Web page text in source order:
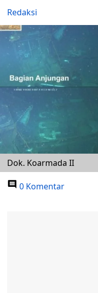
Redaksi
Dok. Koarmada II
0 Komentar